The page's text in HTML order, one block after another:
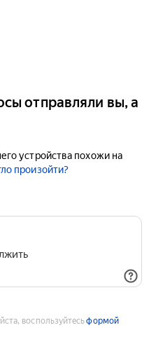
отправляли вы, а
устройства похожи на
произойти?
воспользуйтесьформой